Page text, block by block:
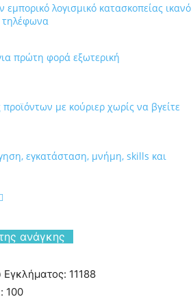
εμπορικό λογισμικό κατασκοπείας ικανό
τηλέφωνα
πρώτη φορά εξωτερική
με κούριερ χωρίς να βγείτε
εγκατάσταση, μνήμη, skills και
ανάγκης
11188
100